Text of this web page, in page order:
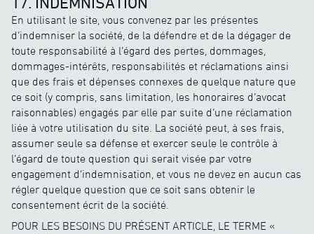
En utilisant le site, vous convenez par les présentes
d’indemniser la société, de la défendre et de la dégager de
toute responsabilité à l’égard des pertes, dommages,
dommages-intérêts, responsabilités et réclamations ainsi
que des frais et dépenses connexes de quelque nature que
ce soit (y compris, sans limitation, les honoraires d’avocat
raisonnables) engagés par elle par suite d’une réclamation
liée à votre utilisation du site. La société peut, à ses frais,
assumer seule sa défense et exercer seule le contrôle à
l’égard de toute question qui serait visée par votre
engagement d’indemnisation, et vous ne devez en aucun cas
régler quelque question que ce soit sans obtenir le
consentement écrit de la société.
POUR LES BESOINS DU PRÉSENT ARTICLE, LE TERME «